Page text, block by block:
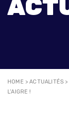
HOME >ACTUALITÉS >
L’AIGRE !